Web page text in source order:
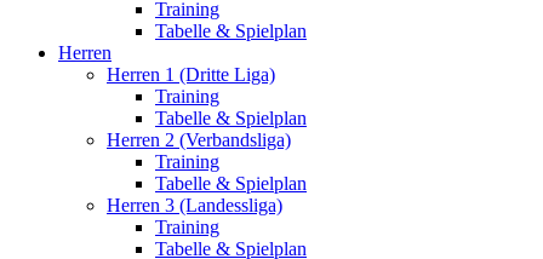
Training
Tabelle & Spielplan
Herren
Herren 1 (Dritte Liga)
Training
Tabelle & Spielplan
Herren 2 (Verbandsliga)
Training
Tabelle & Spielplan
Herren 3 (Landessliga)
Training
Tabelle & Spielplan